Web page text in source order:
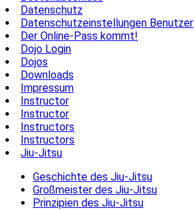
Datenschutz
Datenschutzeinstellungen Benutzer
Der Online-Pass kommt!
Dojo Login
Dojos
Downloads
Impressum
Instructor
Instructor
Instructors
Instructors
Jiu-Jitsu
Geschichte des Jiu-Jitsu
Großmeister des Jiu-Jitsu
Prinzipien des Jiu-Jitsu